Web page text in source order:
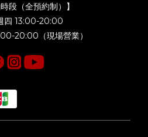
段（全預約制）】
四 13:00-20:00
20:00（現場營業）